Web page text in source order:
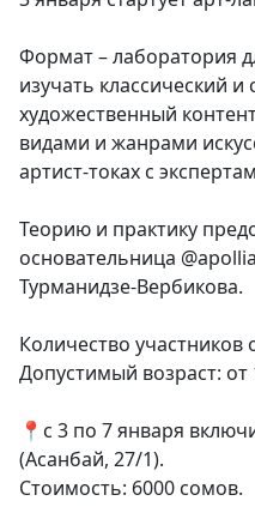
Формат – лаборатория
изучать классический
художественный
видами и жанрами
артист-токах с
Теорию и практику
основательница
Турманидзе-Вербикова.
Количество участников
Допустимый возраст: от
📍с 3 по 7 января
(Асанбай, 27/1).
Стоимость: 6000 сомов.